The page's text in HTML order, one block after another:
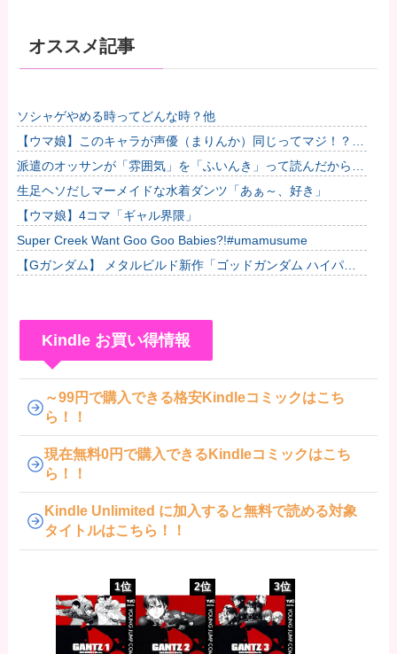
オススメ記事
ソシャゲやめる時ってどんな時？他
【ウマ娘】このキャラが声優（まりんか）同じってマジ！？
←「スズカさんみたいな演技の方がレアだと聞いて驚いたよ」
他
派遣のオッサンが「雰囲気」を「ふいんき」って読んだから蹴
り飛ばしたわ...仕事舐めんな
生足ヘソだしマーメイドな水着ダンツ「あぁ～、好き」
【ウマ娘】4コマ「ギャル界隈」
Super Creek Want Goo Goo Babies?!#umamusume
【Gガンダム】 メタルビルド新作「ゴッドガンダム ハイパー
Kindle お買い得情報
～99円で購入できる格安Kindleコミックはこち
ら！！
現在無料0円で購入できるKindleコミックはこち
ら！！
Kindle Unlimited に加入すると無料で読める対象
タイトルはこちら！！
1位 2位 3位